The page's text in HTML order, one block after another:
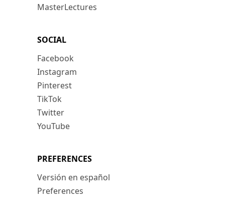
MasterLectures
SOCIAL
Facebook
Instagram
Pinterest
TikTok
Twitter
YouTube
PREFERENCES
Versión en español
Preferences